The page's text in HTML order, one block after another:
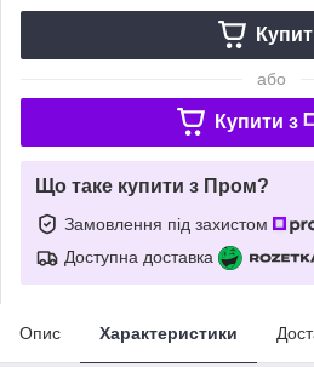
або
Купити з
Що таке купити з Пром?
Замовлення під захистом
Доступна доставка
Опис Характеристики